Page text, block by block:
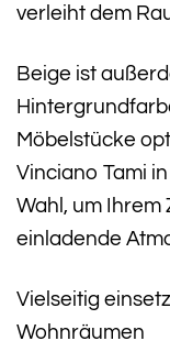
verleiht dem
Beige ist
Möbelstücke
Vinciano Tami
Wahl, um Ihrem
einladende
Vielseitig
Wohnräumen